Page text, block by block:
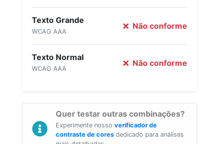
Texto Grande
WCAG AAA
Não conforme
Texto Normal
WCAG AAA
Não conforme
Quer testar outras combinações?
Experimente nosso verificador de
contraste de cores dedicado para análises